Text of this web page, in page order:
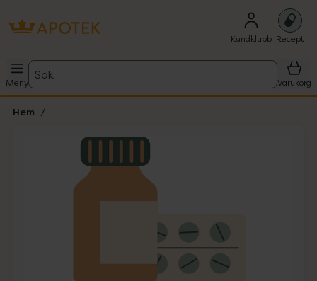
Kundklubb Recept
Meny
Sök
Varukorg
Hem
Lista: . Innehåller 1 objekt.